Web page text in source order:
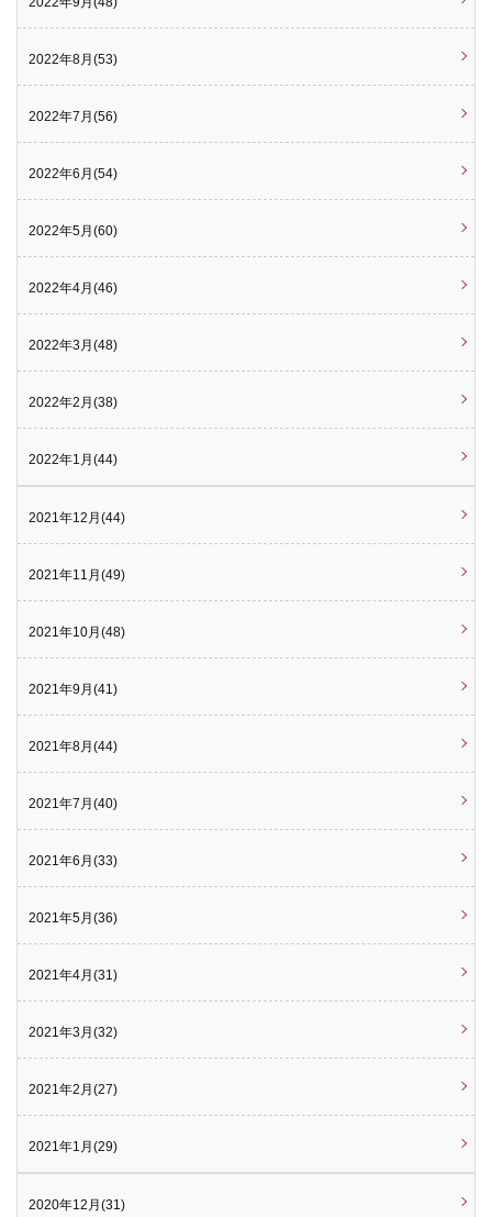
2022年8月(53)
2022年7月(56)
2022年6月(54)
2022年5月(60)
2022年4月(46)
2022年3月(48)
2022年2月(38)
2022年1月(44)
2021年12月(44)
2021年11月(49)
2021年10月(48)
2021年9月(41)
2021年8月(44)
2021年7月(40)
2021年6月(33)
2021年5月(36)
2021年4月(31)
2021年3月(32)
2021年2月(27)
2021年1月(29)
2020年12月(31)